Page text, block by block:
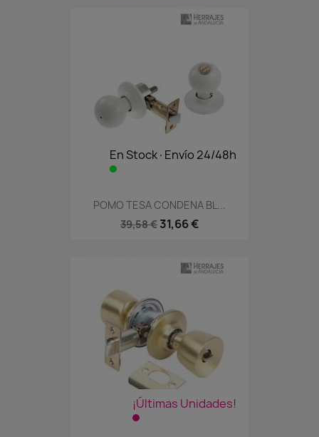
En Stock·Envío 24/48h
POMO TESA CONDENA BL...
39,58 € 31,66 €
¡Últimas Unidades!